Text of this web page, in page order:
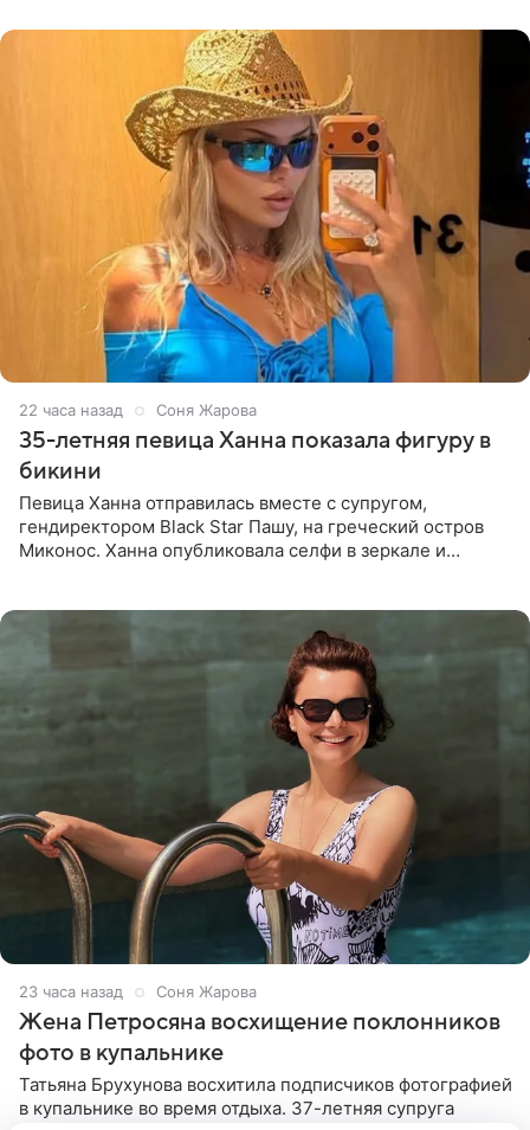
22 часа назад Соня Жарова
35-летняя певица Ханна показала фигуру в
бикини
Певица Ханна отправилась вместе с супругом,
гендиректором Black Star Пашу, на греческий остров
Миконос. Ханна опубликовала селфи в зеркале и
23 часа назад Соня Жарова
Жена Петросяна восхищение поклонников
фото в купальнике
Татьяна Брухунова восхитила подписчиков фотографией
в купальнике во время отдыха. 37-летняя супруга